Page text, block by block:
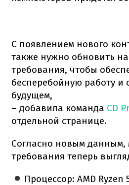
С появлением нового
также нужно обновить
требования, чтобы
бесперебойную работу и
будущем,
– добавила команда CD
отдельной странице.
Согласно новым
требования теперь
Процессор: AMD